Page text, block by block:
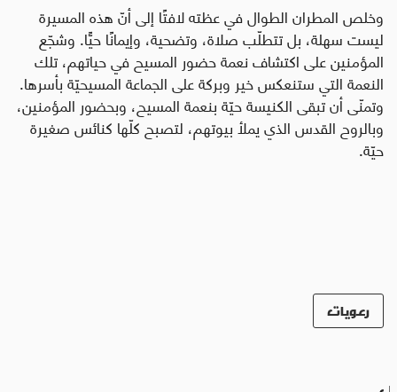
وخلص المطران الطوال في عظته لافتًا إلى أنّ هذه المسيرة
ليست سهلة، بل تتطلّب صلاة، وتضحية، وإيمانًا حيًّا. وشجّع
المؤمنين على اكتشاف نعمة حضور المسيح في حياتهم، تلك
النعمة التي ستنعكس خير وبركة على الجماعة المسيحيّة بأسرها.
وتمنّى أن تبقى الكنيسة حيّة بنعمة المسيح، وبحضور المؤمنين،
وبالروح القدس الذي يملأ بيوتهم، لتصبح كلّها كنائس صغيرة
حيّة.
رعويات